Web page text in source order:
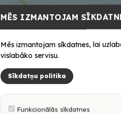
MĒS IZMANTOJAM
Mēs izmantojam sīkdatnes, lai
vislabāko servisu.
Sīkdatņu politika
Funkcionālās sīkdatnes